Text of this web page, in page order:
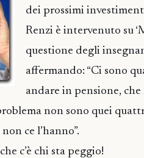
dei prossimi
Renzi è intervenuto su
questione degli
affermando: “Ci sono
andare in pensione,
non sono quei
ce l’hanno”.
c’è chi sta peggio!